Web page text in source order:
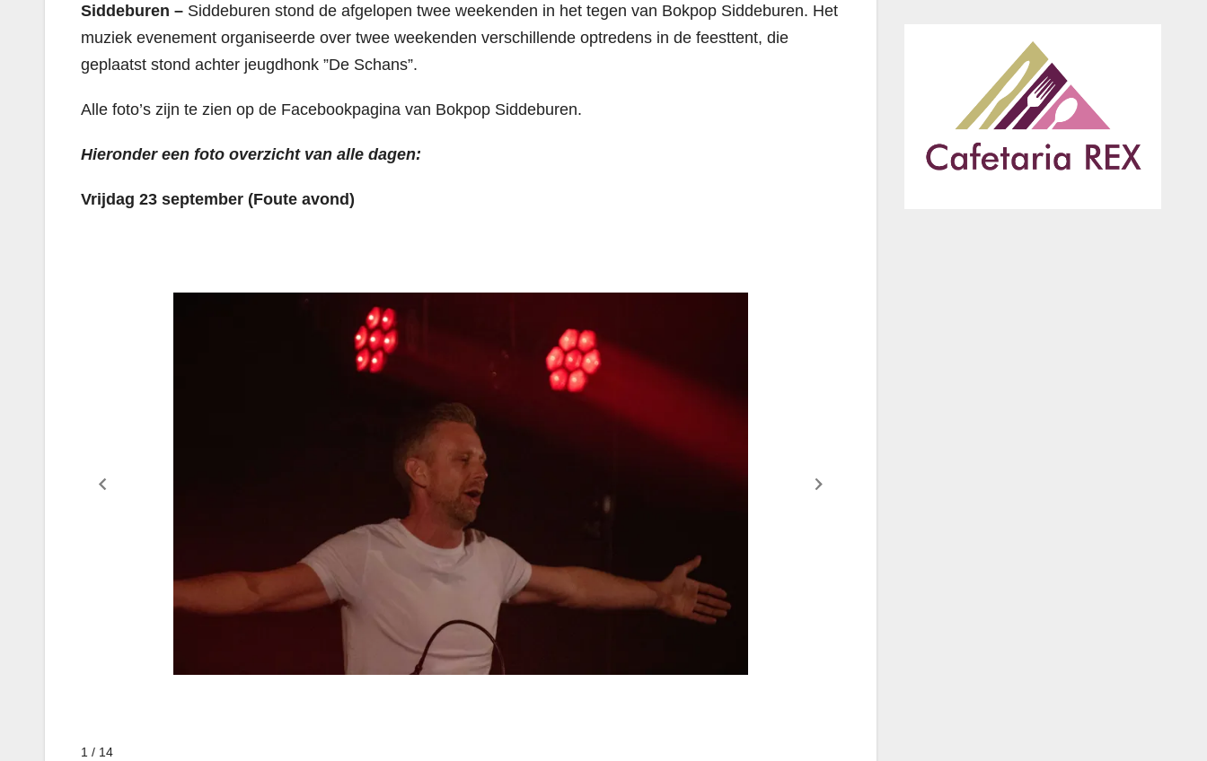
Siddeburen – Siddeburen stond de afgelopen twee weekenden in het tegen van Bokpop Siddeburen. Het
muziek evenement organiseerde over twee weekenden verschillende optredens in de feesttent, die
geplaatst stond achter jeugdhonk ”De Schans”.
Alle foto’s zijn te zien op de Facebookpagina van Bokpop Siddeburen.
Hieronder een foto overzicht van alle dagen:
Vrijdag 23 september (Foute avond)
1 / 14